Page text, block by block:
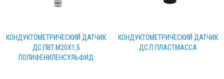
КОНДУКТОМЕТРИЧЕСКИЙ ДАТЧИК
ДС.ПВТ.М20Х1,5
ПОЛИФЕНИЛЕНСУЛЬФИД
КОНДУКТОМЕТРИЧЕСКИЙ ДАТЧИК
ДС.П ПЛАСТМАССА